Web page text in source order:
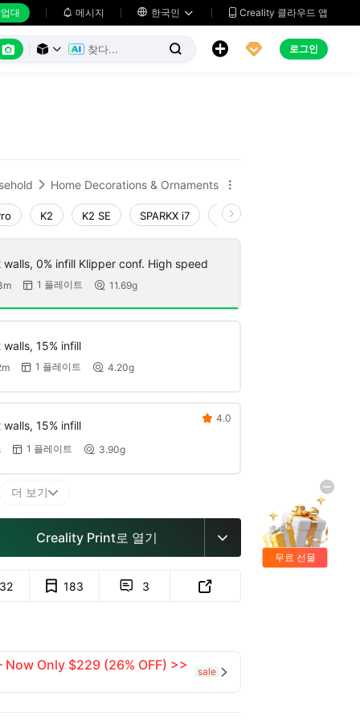
대  메시지  한국인   Creality 클라우드 앱
      로그인
 Home Decorations & Ornaments 
K2 K2 SE SPARKX i7 Creality Hi
walls, 0% infill Klipper conf. High speed
 1 플레이트  11.69g
15% infill
 1 플레이트  4.20g
15% infill
 1 플레이트  3.90g
 4.0
더 보기
Creality Print로 열기 
183  3 
Now Only $229 (26% OFF) >> sale 
무료 선물